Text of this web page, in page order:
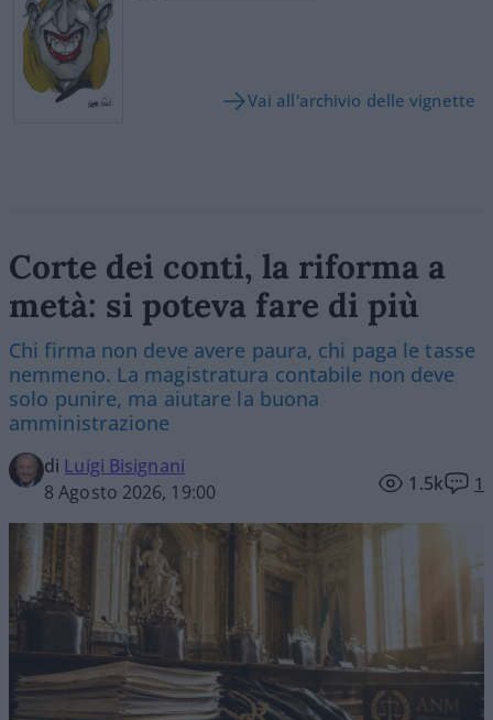
Vai all'archivio delle vignette
Corte dei conti, la riforma a
metà: si poteva fare di più
Chi firma non deve avere paura, chi paga le tasse
nemmeno. La magistratura contabile non deve
solo punire, ma aiutare la buona
amministrazione
di Luigi Bisignani
8 Agosto 2026, 19:00
1.5k 1